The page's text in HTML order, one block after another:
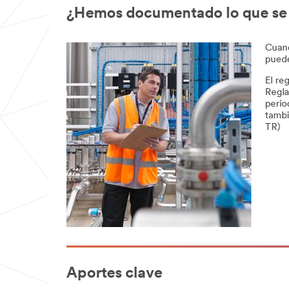
¿Hemos documentado lo que
El
TR)
Aportes clave